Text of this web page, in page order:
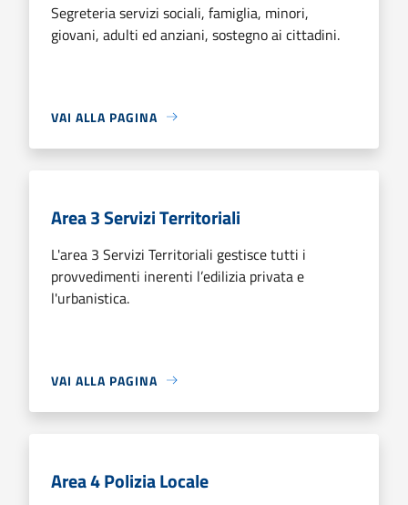
Segreteria servizi sociali, famiglia, minori,
giovani, adulti ed anziani, sostegno ai cittadini.
VAI ALLA PAGINA
Area 3 Servizi Territoriali
L'area 3 Servizi Territoriali gestisce tutti i
provvedimenti inerenti l’edilizia privata e
l'urbanistica.
VAI ALLA PAGINA
Area 4 Polizia Locale